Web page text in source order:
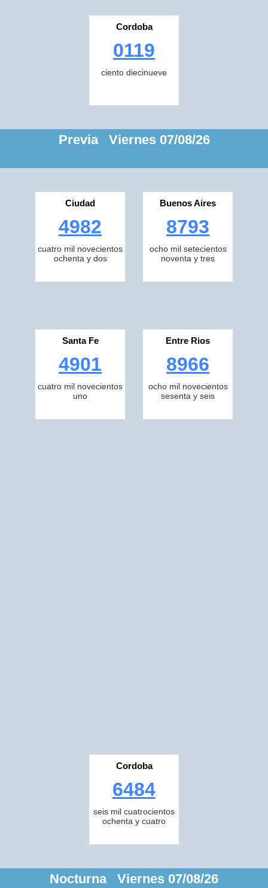
Cordoba
0119
ciento diecinueve
Previa Viernes 07/08/26
Ciudad
4982
cuatro mil novecientos
ochenta y dos
Buenos Aires
8793
ocho mil setecientos
noventa y tres
Santa Fe
4901
cuatro mil novecientos
uno
Entre Rios
8966
ocho mil novecientos
sesenta y seis
Cordoba
6484
seis mil cuatrocientos
ochenta y cuatro
Nocturna Viernes 07/08/26